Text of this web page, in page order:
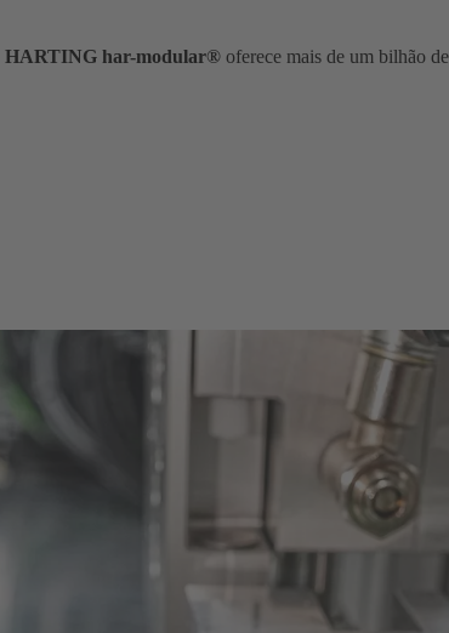
HARTING har-modular® oferece mais de um bilhão